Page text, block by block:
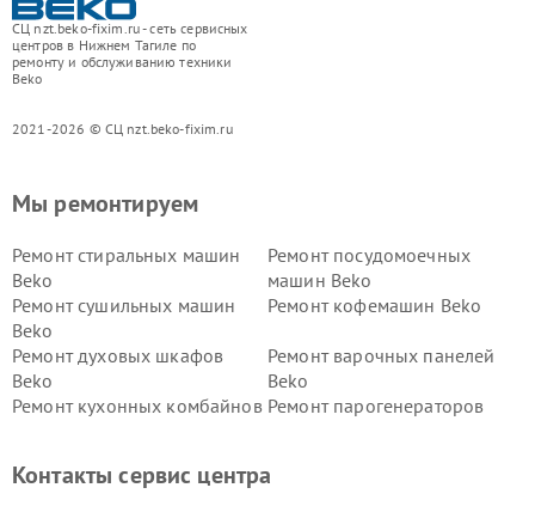
СЦ nzt.beko-fixim.ru - сеть сервисных
центров в Нижнем Тагиле по
ремонту и обслуживанию техники
Beko
2021-2026 © СЦ nzt.beko-fixim.ru
Мы ремонтируем
Ремонт стиральных машин
Beko
Ремонт посудомоечных
машин Beko
Ремонт сушильных машин
Beko
Ремонт кофемашин Beko
Ремонт духовых шкафов
Beko
Ремонт варочных панелей
Beko
Ремонт кухонных комбайнов Ремонт парогенераторов
Ремонт холодильников Beko Ремонт морозильных камер
Контакты сервис центра